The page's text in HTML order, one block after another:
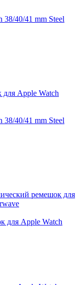
40/41 mm Steel
40/41 mm Steel
Apple Watch